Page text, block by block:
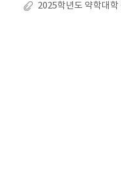
2025학년도 약학대